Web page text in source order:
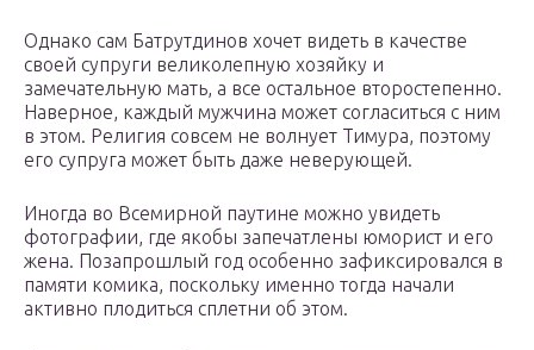
Однако сам Батрутдинов хочет видеть в качестве
своей супруги великолепную хозяйку и
замечательную мать, а все остальное второстепенно.
Наверное, каждый мужчина может согласиться с ним
в этом. Религия совсем не волнует Тимура, поэтому
его супруга может быть даже неверующей.
Иногда во Всемирной паутине можно увидеть
фотографии, где якобы запечатлены юморист и его
жена. Позапрошлый год особенно зафиксировался в
памяти комика, поскольку именно тогда начали
активно плодиться сплетни об этом.